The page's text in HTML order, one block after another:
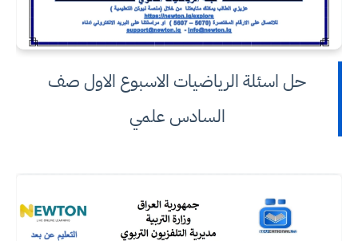
حل اسئلة الرياضيات الاسبوع الاول صف
السادس علمي